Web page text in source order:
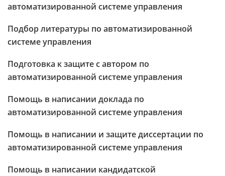
автоматизированной системе управления
Подбор литературы по автоматизированной
системе управления
Подготовка к защите с автором по
автоматизированной системе управления
Помощь в написании доклада по
автоматизированной системе управления
Помощь в написании и защите диссертации по
автоматизированной системе управления
Помощь в написании кандидатской